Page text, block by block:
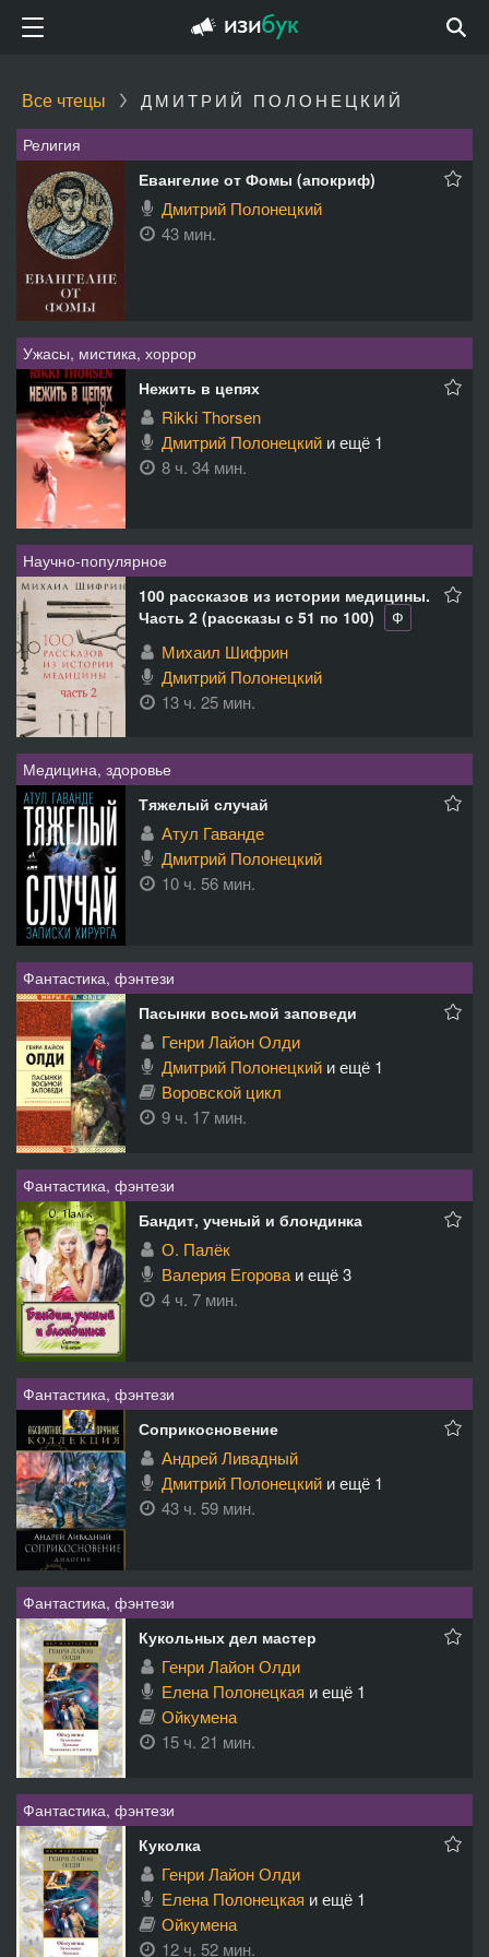
Все чтецы ДМИТРИЙ ПОЛОНЕЦКИЙ
Религия
Евангелие от Фомы (апокриф)
Дмитрий Полонецкий
43 мин.
Ужасы, мистика, хоррор
Нежить в цепях
Rikki Thorsen
Дмитрий Полонецкий и ещё 1
8 ч. 34 мин.
Научно-популярное
100 рассказов из истории медицины.
Часть 2 (рассказы с 51 по 100)
Ф
Михаил Шифрин
Дмитрий Полонецкий
13 ч. 25 мин.
Медицина, здоровье
Тяжелый случай
Атул Гаванде
Дмитрий Полонецкий
10 ч. 56 мин.
Фантастика, фэнтези
Пасынки восьмой заповеди
Генри Лайон Олди
Дмитрий Полонецкий и ещё 1
Воровской цикл
9 ч. 17 мин.
Фантастика, фэнтези
Бандит, ученый и блондинка
О. Палёк
Валерия Егороваи ещё 3
4 ч. 7 мин.
Фантастика, фэнтези
Соприкосновение
Андрей Ливадный
Дмитрий Полонецкий и ещё 1
43 ч. 59 мин.
Фантастика, фэнтези
Кукольных дел мастер
Генри Лайон Олди
Елена Полонецкая и ещё 1
Ойкумена
15 ч. 21 мин.
Фантастика, фэнтези
Куколка
Генри Лайон Олди
Елена Полонецкая и ещё 1
Ойкумена
12 ч. 52 мин.